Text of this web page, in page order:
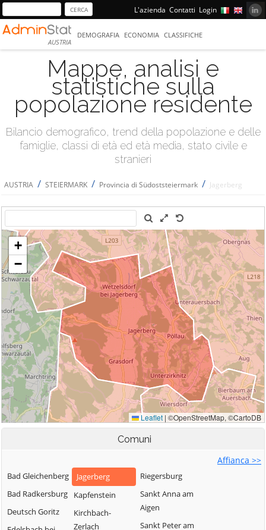
L'azienda Contatti Login
AUSTRIA
DEMOGRAFIA ECONOMIA CLASSIFICHE
Mappe, analisi e
statistiche sulla
popolazione residente
Bilancio demografico, trend della popolazione e delle
famiglie, classi di età ed età media, stato civile e
stranieri
AUSTRIA / STEIERMARK / Provincia di Südoststeiermark / Jagerberg
Comuni
Affianca >>
Bad Gleichenberg
Bad Radkersburg
Deutsch Goritz
Jagerberg
Kapfenstein
Kirchbach-
Zerlach
Riegersburg
Sankt Anna am
Aigen
Sankt Peter am